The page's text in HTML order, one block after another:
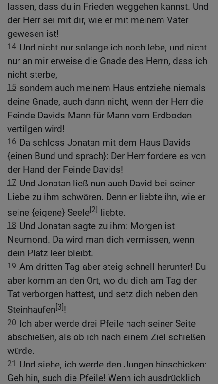
lassen, dass du in Frieden weggehen kannst. Und
der Herr sei mit dir, wie er mit meinem Vater
gewesen ist!
14 Und nicht nur solange ich noch lebe, und nicht
nur an mir erweise die Gnade des Herrn, dass ich
nicht sterbe,
15 sondern auch meinem Haus entziehe niemals
deine Gnade, auch dann nicht, wenn der Herr die
Feinde Davids Mann für Mann vom Erdboden
vertilgen wird!
16 Da schloss Jonatan mit dem Haus Davids
{einen Bund und sprach}: Der Herr fordere es von
der Hand der Feinde Davids!
17 Und Jonatan ließ nun auch David bei seiner
Liebe zu ihm schwören. Denn er liebte ihn, wie er
seine {eigene} Seele[2] liebte.
18 Und Jonatan sagte zu ihm: Morgen ist
Neumond. Da wird man dich vermissen, wenn
dein Platz leer bleibt.
19 Am dritten Tag aber steig schnell herunter! Du
aber komm an den Ort, wo du dich am Tag der
Tat verborgen hattest, und setz dich neben den
Steinhaufen[3]!
20 Ich aber werde drei Pfeile nach seiner Seite
abschießen, als ob ich nach einem Ziel schießen
würde.
21 Und siehe, ich werde den Jungen hinschicken:
Geh hin, such die Pfeile! Wenn ich ausdrücklich